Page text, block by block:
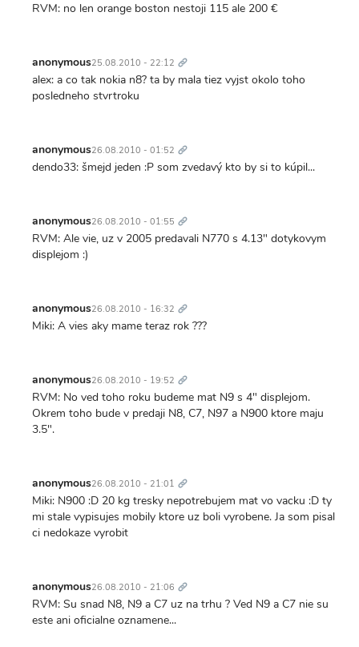
RVM: no len orange boston nestoji 115 ale 200 €
anonymous25.08.2010 - 22:12 odkaz
alex: a co tak nokia n8? ta by mala tiez vyjst okolo toho
posledneho stvrtroku
anonymous26.08.2010 - 01:52 odkaz
dendo33: šmejd jeden :P som zvedavý kto by si to kúpil...
anonymous26.08.2010 - 01:55 odkaz
RVM: Ale vie, uz v 2005 predavali N770 s 4.13" dotykovym
displejom :)
anonymous26.08.2010 - 16:32 odkaz
Miki: A vies aky mame teraz rok ???
anonymous26.08.2010 - 19:52 odkaz
RVM: No ved toho roku budeme mat N9 s 4" displejom.
Okrem toho bude v predaji N8, C7, N97 a N900 ktore maju
3.5".
anonymous26.08.2010 - 21:01 odkaz
Miki: N900 :D 20 kg tresky nepotrebujem mat vo vacku :D ty
mi stale vypisujes mobily ktore uz boli vyrobene. Ja som pisal
ci nedokaze vyrobit
anonymous26.08.2010 - 21:06 odkaz
RVM: Su snad N8, N9 a C7 uz na trhu ? Ved N9 a C7 nie su
este ani oficialne oznamene...